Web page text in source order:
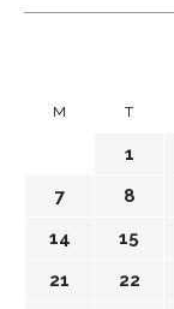
M T
1
7
8
14
15
21
22